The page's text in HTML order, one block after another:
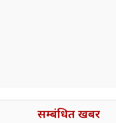
सम्बंधित खबर